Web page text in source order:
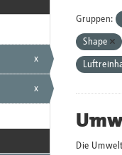
x
x
Gruppen:
Shape
Die